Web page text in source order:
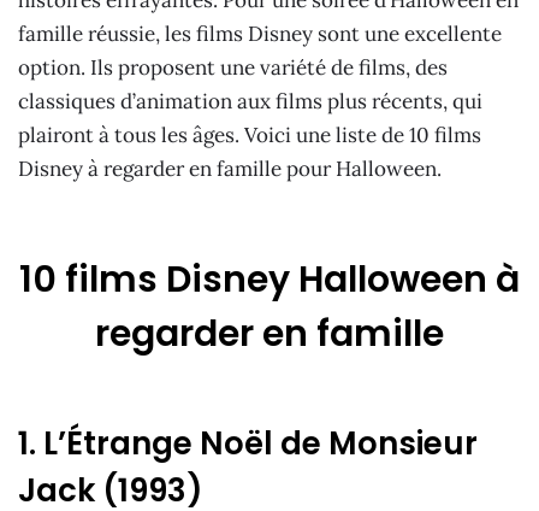
famille réussie, les films Disney sont une excellente
option. Ils proposent une variété de films, des
classiques d’animation aux films plus récents, qui
plairont à tous les âges. Voici une liste de 10 films
Disney à regarder en famille pour Halloween.
10 films Disney Halloween à
regarder en famille
1. L’Étrange Noël de Monsieur
Jack (1993)